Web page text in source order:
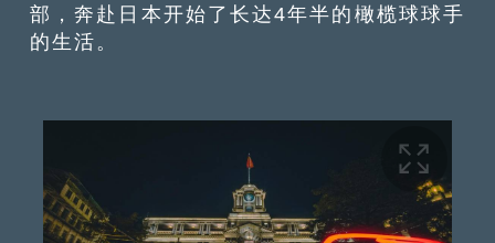
部，奔赴日本开始了长达4年半的橄榄球球手
的生活。